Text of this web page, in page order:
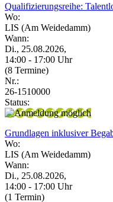
Qualifizierungsreihe:
Wo:
LIS (Am Weidedamm)
Wann:
Di., 25.08.2026,
14:00 - 17:00 Uhr
(8 Termine)
Nr.:
26-1510000
Status:
Grundlagen inklusiver
Wo:
LIS (Am Weidedamm)
Wann:
Di., 25.08.2026,
14:00 - 17:00 Uhr
(1 Termin)